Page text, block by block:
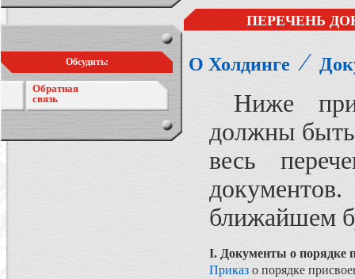
Обсудить:
Обратная
связь
ПЕРЕЧЕНЬ
О Холдинге ⁄
Ниже
должны быть
весь
ближайшем
I. Документы о порядке
Приказ о порядке